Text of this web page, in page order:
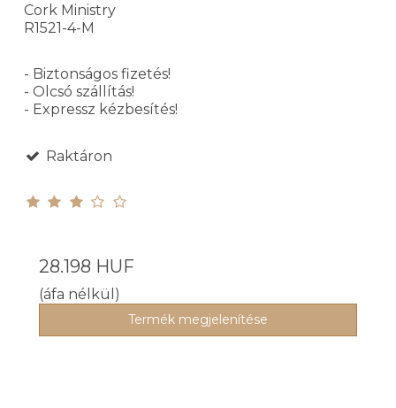
Cork Ministry
R1521-4-M
- Biztonságos fizetés!
- Olcsó szállítás!
- Expressz kézbesítés!
Raktáron
28.198 HUF
(áfa nélkül)
Termék megjelenítése